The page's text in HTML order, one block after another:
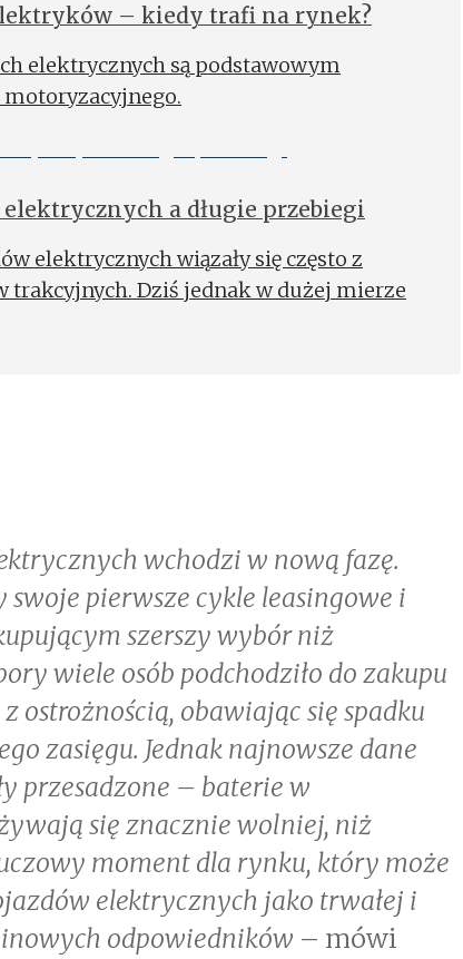
– kiedy trafi na rynek?
elektrycznych są podstawowym
a długie przebiegi
elektrycznych wiązały się często z
Dziś jednak w dużej mierze
wchodzi w nową fazę.
pierwsze cykle leasingowe i
szerszy wybór niż
wiele osób podchodziło do zakupu
ostrożnością, obawiając się spadku
zasięgu. Jednak najnowsze dane
przesadzone – baterie w
się znacznie wolniej, niż
moment dla rynku, który może
elektrycznych jako trwałej i
odpowiedników – mówi